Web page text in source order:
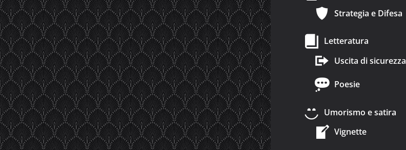
Strategia e Difesa
Letteratura
Uscita di sicurezza
Poesie
Umorismo e satira
Vignette